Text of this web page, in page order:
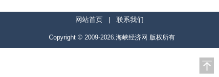
网站首页 | 联系我们
Copyright © 2009-2026.海峡经济网 版权所有